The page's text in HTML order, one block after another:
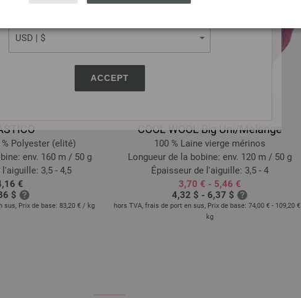
ACCEPT
% Polyester (elité)
env. 160 m / 50 g
3,5 - 4,5
€
$
sus, Prix de base: 83,20 € / kg
COOL WOOL Big Uni/Melange
100 % Laine vierge mérinos
Longueur de la bobine: env. 120 m / 50 g
Épaisseur de l'aiguille: 3,5 - 4
3,70 € - 5,46 €
4,32 $ - 6,37 $
hors TVA, frais de port en sus, Prix de base: 74,00 € - 109,20 €
kg